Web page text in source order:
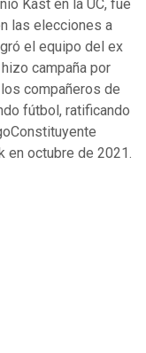
Kast en la UC, fue
las elecciones a
el equipo del ex
campaña por
compañeros de
fútbol, ratificando
en octubre de 2021.